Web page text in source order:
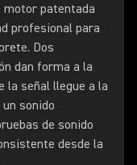
motor patentada
profesional para
Dos
dan forma a la
la señal llegue a la
sonido
de sonido
desde la